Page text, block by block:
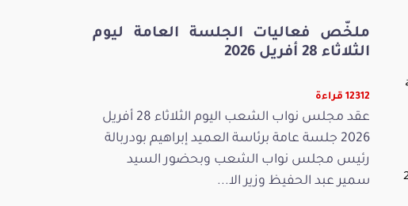
لسنة 2024
ملخّص فعاليات الجلسة العامة ليوم
الثلاثاء 28 أفريل 2026
12312 قراءة
عقد مجلس نواب الشعب اليوم الثلاثاء 28 أفريل
2026 جلسة عامة برئاسة العميد إبراهيم بودربالة
رئيس مجلس نواب الشعب وبحضور السيد
سمير عبد الحفيظ وزير الا...